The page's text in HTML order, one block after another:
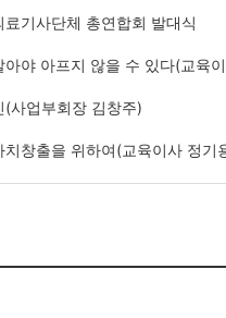
료기사단체 총연합회 발대식
아야 아프지 않을 수 있다(교육
(사업부회장 김창주)
치창출을 위하여(교육이사 정기